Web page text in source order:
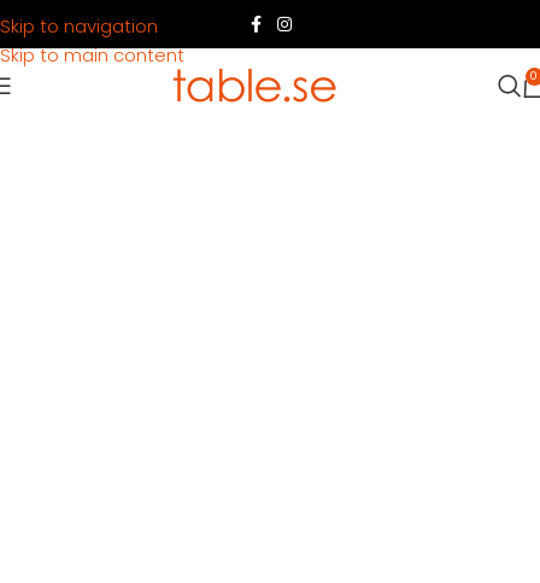
Skip to navigation
Skip to main content
0